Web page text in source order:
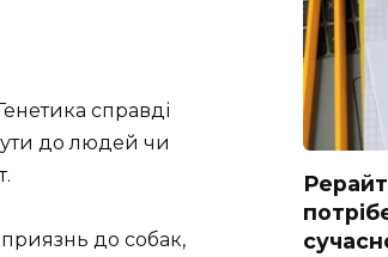
справді
до людей чи
до собак,